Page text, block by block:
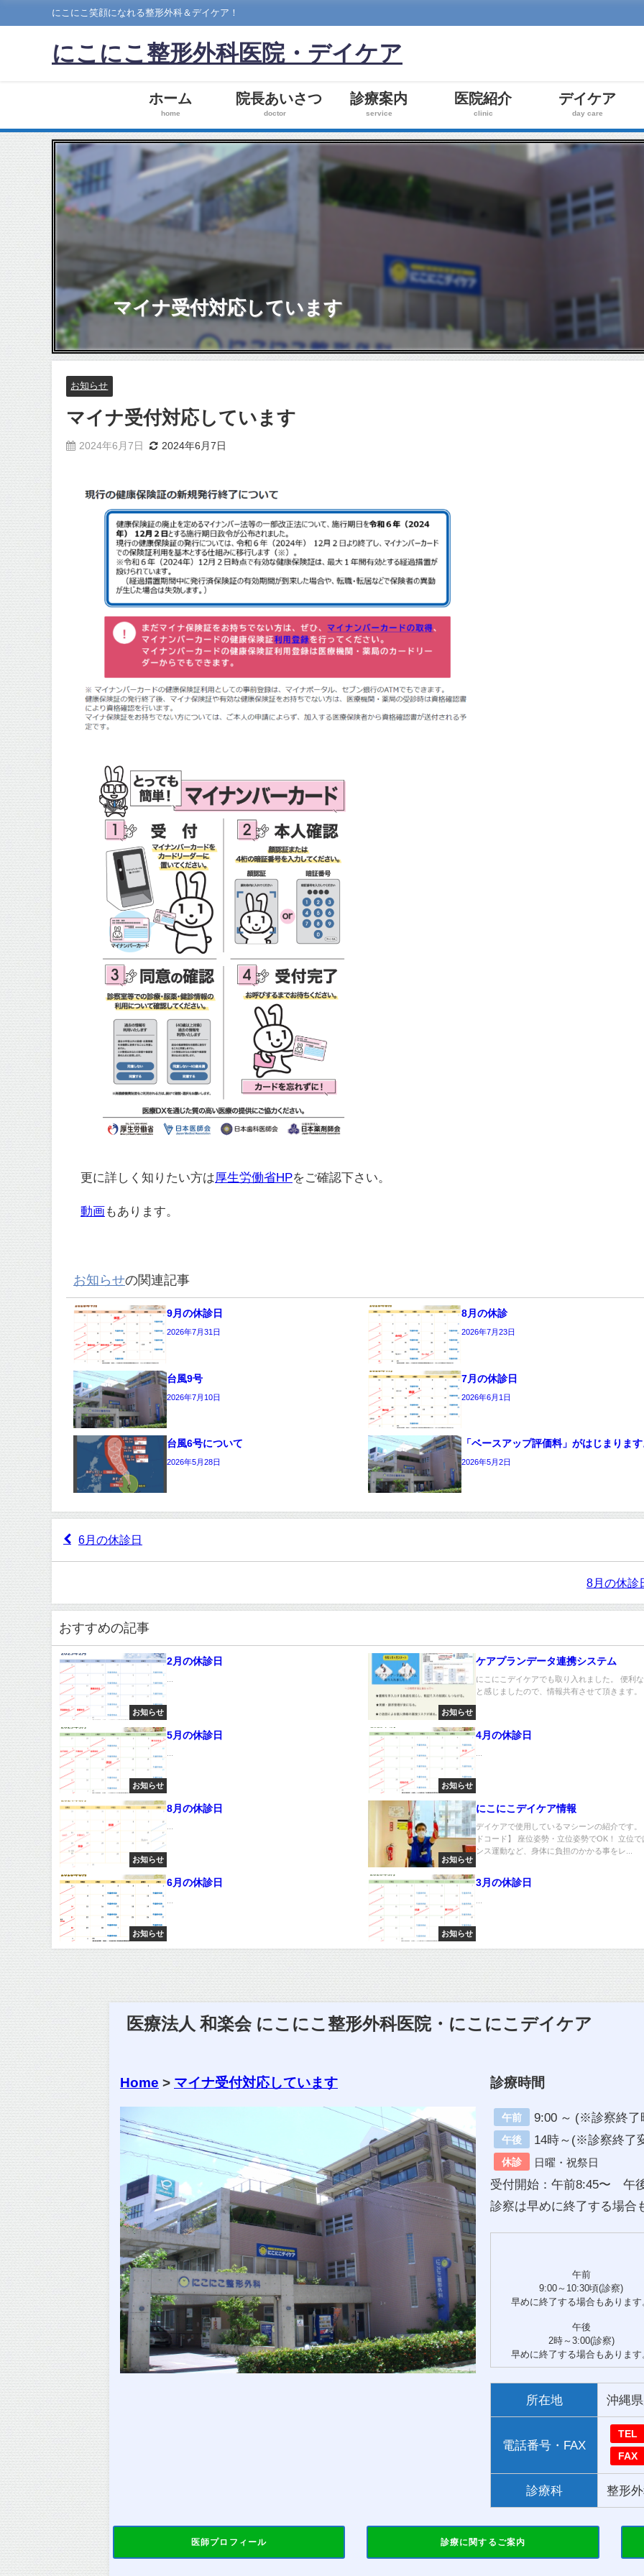
にこにこ笑顔になれる整形外科＆デイケア！
にこにこ整形外科医院・デイケア
ホーム
home
院長あいさつ
doctor
診療案内
service
医院紹介
clinic
デイケア
day care
マイナ受付対応しています
お知らせ
マイナ受付対応しています
2024年6月7日 2024年6月7日
更に詳しく知りたい方は厚生労働省HPをご確認下さい。
動画もあります。
お知らせの関連記事
9月の休診日
2026年7月31日
8月の休診
2026年7月23日
台風9号
2026年7月10日
7月の休診日
2026年6月1日
台風6号について
2026年5月28日
「ベースアップ評価料」がはじまりま
2026年5月2日
6月の休診日
8月の休診
おすすめの記事
お知らせ
2月の休診日
お知らせ
ケアプランデータ連携システム
にこにこデイケアでも取り入れました。 便利
と感じましたので、情報共有させて頂きます。
お知らせ
5月の休診日
お知らせ
4月の休診日
お知らせ
8月の休診日
お知らせ
にこにこデイケア情報
デイケアで使用しているマシーンの紹介です。
ドコード】 座位姿勢・立位姿勢でOK！ 立位で
ンス運動など、身体に負担のかかる事をレ...
お知らせ
6月の休診日
お知らせ
3月の休診日
医療法人 和楽会 にこにこ整形外科医院・にこにこデイケア
Home > マイナ受付対応しています 診療時間
午前 9:00 ～ (※診察終了
午後 14時～(※診察終了
休診 日曜・祝祭日
受付開始：午前8:45〜 午
診察は早めに終了する場合
午前
9:00～10:30頃(診察)
早めに終了する場合もあります
午後
2時～3:00(診察)
早めに終了する場合もあります
所在地 沖縄
電話番号・FAX
TEL
FAX
診療科 整形
医師プロフィール 診療に関するご案内